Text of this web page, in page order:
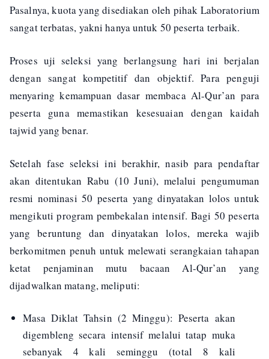
Pasalnya, kuota yang disediakan oleh pihak Laboratorium
sangat terbatas, yakni hanya untuk 50 peserta terbaik.
Proses uji seleksi yang berlangsung hari ini berjalan
dengan sangat kompetitif dan objektif. Para penguji
menyaring kemampuan dasar membaca Al-Qur’an para
peserta guna memastikan kesesuaian dengan kaidah
tajwid yang benar.
Setelah fase seleksi ini berakhir, nasib para pendaftar
akan ditentukan Rabu (10 Juni), melalui pengumuman
resmi nominasi 50 peserta yang dinyatakan lolos untuk
mengikuti program pembekalan intensif. Bagi 50 peserta
yang beruntung dan dinyatakan lolos, mereka wajib
berkomitmen penuh untuk melewati serangkaian tahapan
ketat penjaminan mutu bacaan Al-Qur’an yang
dijadwalkan matang, meliputi:
Masa Diklat Tahsin (2 Minggu): Peserta akan
digembleng secara intensif melalui tatap muka
sebanyak 4 kali seminggu (total 8 kali